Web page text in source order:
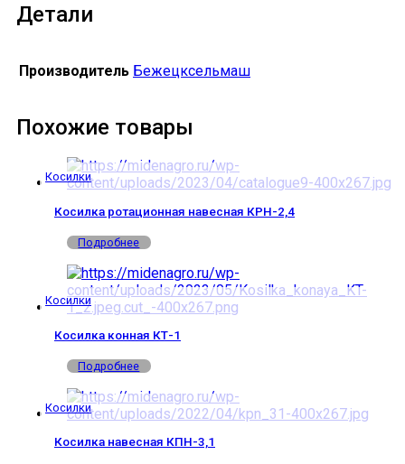
Детали
Производитель Бежецксельмаш
Похожие товары
Косилки
Косилка ротационная навесная КРН-2,4
Подробнее
Косилки
Косилка конная КТ-1
Подробнее
Косилки
Косилка навесная КПН-3,1